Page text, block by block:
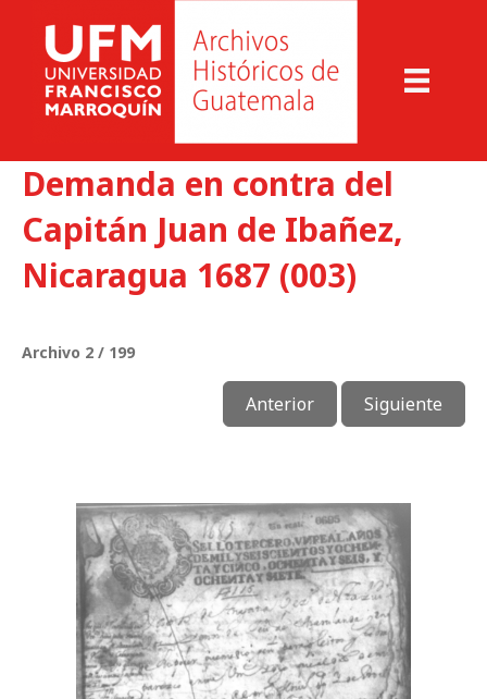
Demanda en contra del
Capitán Juan de Ibañez,
Nicaragua 1687 (003)
Archivo 2 / 199
Anterior Siguiente